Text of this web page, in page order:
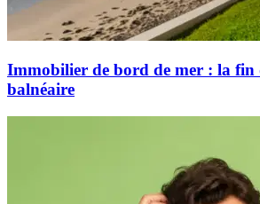
Immobilier de bord de mer : la fin
balnéaire